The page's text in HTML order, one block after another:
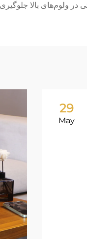
ولوم‌های بالا جلوگیری
29
May